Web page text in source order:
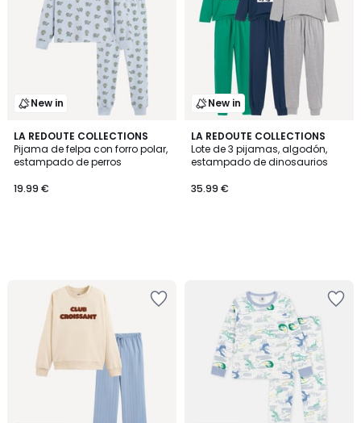
New in
LA REDOUTE COLLECTIONS
Pijama de felpa con forro polar,
estampado de perros
19.99 €
New in
LA REDOUTE COLLECTIONS
Lote de 3 pijamas, algodón,
estampado de dinosaurios
35.99 €